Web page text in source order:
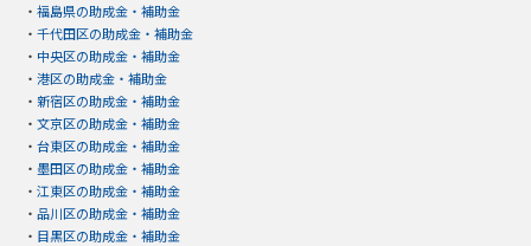
・ 福島県の助成金・補助金
・ 千代田区の助成金・補助金
・ 中央区の助成金・補助金
・ 港区の助成金・補助金
・ 新宿区の助成金・補助金
・ 文京区の助成金・補助金
・ 台東区の助成金・補助金
・ 墨田区の助成金・補助金
・ 江東区の助成金・補助金
・ 品川区の助成金・補助金
・ 目黒区の助成金・補助金